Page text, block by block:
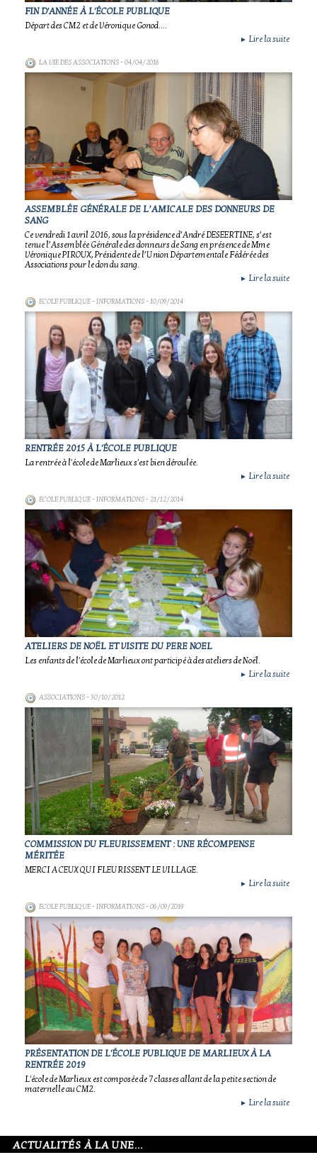
FIN D'ANNÉE À L'ÉCOLE PUBLIQUE
Départ des CM2 et de Véronique Gonod....
► Lire la suite
LA VIE DES ASSOCIATIONS- 04/04/2016
ASSEMBLÉE GÉNÉRALE DE L’AMICALE DES DONNEURS DE
SANG
Ce vendredi 1 avril 2016, sous la présidence d’André DESEERTINE, s’est
tenue l’Assemblée Générale des donneurs de Sang en présence de Mme
Véronique PIROUX, Présidente de l’Union Départementale Fédérée des
Associations pour le don du sang.
► Lire la suite
ECOLE PUBLIQUE - INFORMATIONS- 10/09/2014
RENTRÉE 2015 À L'ÉCOLE PUBLIQUE
La rentrée à l'école de Marlieux s'est bien déroulée.
► Lire la suite
ECOLE PUBLIQUE - INFORMATIONS- 21/12/2014
ATELIERS DE NOËL ET VISITE DU PERE NOEL
Les enfants de l'école de Marlieux ont participé à des ateliers de Noël.
► Lire la suite
ASSOCIATIONS- 30/10/2012
COMMISSION DU FLEURISSEMENT : UNE RÉCOMPENSE
MÉRITÉE
MERCI A CEUX QUI FLEURISSENT LE VILLAGE.
► Lire la suite
ECOLE PUBLIQUE - INFORMATIONS- 06/09/2019
PRÉSENTATION DE L'ÉCOLE PUBLIQUE DE MARLIEUX À LA
RENTRÉE 2019
L'école de Marlieux est composée de 7 classes allant de la petite section de
maternelle au CM2.
► Lire la suite
ACTUALITÉS À LA UNE...